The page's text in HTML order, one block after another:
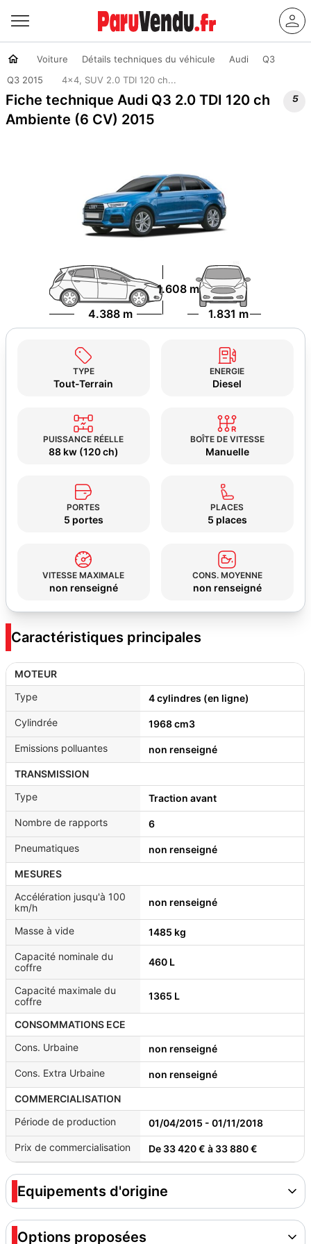
Voiture Détails techniques du véhicule Audi
Q3
Q3 2015
4x4, SUV 2.0 TDI 120 ch...
Fiche technique Audi Q3 2.0 TDI 120 ch
Ambiente (6 CV) 2015

4.388 m 1.831 m
1.608 m
TYPE
Tout-Terrain
ENERGIE
Diesel
PUISSANCE RÉELLE
88 kw (120 ch)
BOÎTE DE VITESSE
Manuelle
PORTES
5 portes
PLACES
5 places
VITESSE MAXIMALE
non renseigné
CONS. MOYENNE
non renseigné
Caractéristiques principales
MOTEUR
Type
4 cylindres (en ligne)
Cylindrée 1968 cm3
Emissions polluantes non renseigné
TRANSMISSION
Type
Traction avant
Nombre de rapports 6
Pneumatiques non renseigné
MESURES
Accélération jusqu'à 100
km/h
non renseigné
Masse à vide 1485 kg
Capacité nominale du
coffre
460 L
Capacité maximale du
coffre
1365 L
CONSOMMATIONS ECE
Cons. Urbaine
non renseigné
Cons. Extra Urbaine non renseigné
COMMERCIALISATION
Période de production
01/04/2015 - 01/11/2018
Prix de commercialisation De 33 420 € à 33 880 €
Equipements d'origine
Options proposées